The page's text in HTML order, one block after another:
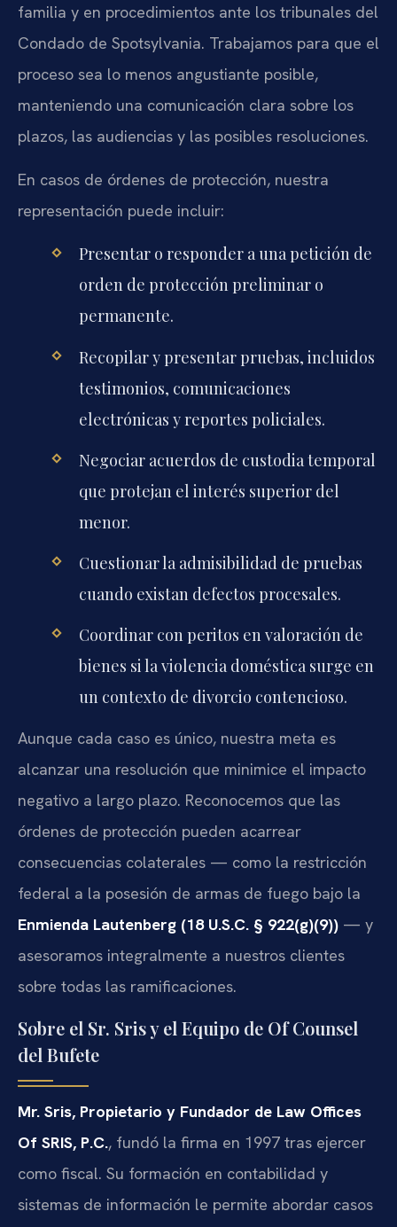
familia y en procedimientos ante los tribunales del
Condado de Spotsylvania. Trabajamos para que el
proceso sea lo menos angustiante posible,
manteniendo una comunicación clara sobre los
plazos, las audiencias y las posibles resoluciones.
En casos de órdenes de protección, nuestra
representación puede incluir:
Presentar o responder a una petición de
orden de protección preliminar o
permanente.
Recopilar y presentar pruebas, incluidos
testimonios, comunicaciones
electrónicas y reportes policiales.
Negociar acuerdos de custodia temporal
que protejan el interés superior del
menor.
Cuestionar la admisibilidad de pruebas
cuando existan defectos procesales.
Coordinar con peritos en valoración de
bienes si la violencia doméstica surge en
un contexto de divorcio contencioso.
Aunque cada caso es único, nuestra meta es
alcanzar una resolución que minimice el impacto
negativo a largo plazo. Reconocemos que las
órdenes de protección pueden acarrear
consecuencias colaterales — como la restricción
federal a la posesión de armas de fuego bajo la
Enmienda Lautenberg (18 U.S.C. § 922(g)(9)) — y
asesoramos integralmente a nuestros clientes
sobre todas las ramificaciones.
Sobre el Sr. Sris y el Equipo de Of Counsel
del Bufete
Mr. Sris, Propietario y Fundador de Law Offices
Of SRIS, P.C., fundó la firma en 1997 tras ejercer
como fiscal. Su formación en contabilidad y
sistemas de información le permite abordar casos